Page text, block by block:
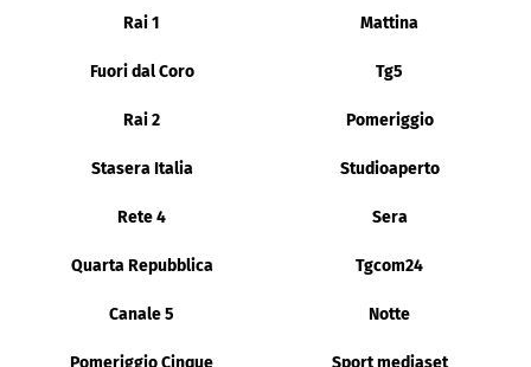
Rai 1 Mattina
Fuori dal Coro Tg5
Rai 2 Pomeriggio
Stasera Italia Studioaperto
Rete 4 Sera
Quarta Repubblica Tgcom24
Canale 5 Notte
Pomeriggio Cinque Sport mediaset